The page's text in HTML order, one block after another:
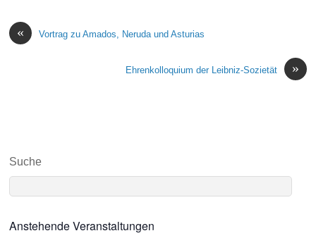
« Vortrag zu Amados, Neruda und Asturias
»
Ehrenkolloquium der Leibniz-Sozietät
Suche
Anstehende Veranstaltungen